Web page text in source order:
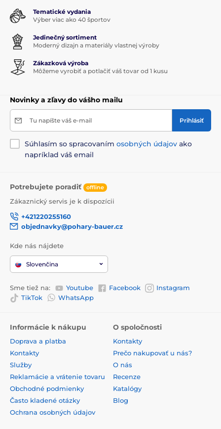
Tematické vydania
Výber viac ako 40 športov
Jedinečný sortiment
Moderný dizajn a materiály vlastnej výroby
Zákazková výroba
Môžeme vyrobiť a potlačiť váš tovar od 1 kusu
Novinky a zľavy do vášho mailu
Tu napíšte váš e-mail Prihlásiť
Súhlasím so spracovaním osobných údajov ako
napríklad váš email
Potrebujete poradiť offline
Zákaznický servis je k dispozícii
+421220255160
objednavky@pohary-bauer.cz
Kde nás nájdete
Slovenčina
Sme tiež na: Youtube Facebook
Instagram
TikTok
WhatsApp
Informácie k nákupu
Doprava a platba
Kontakty
Služby
Reklamácie a vrátenie tovaru
Obchodné podmienky
Často kladené otázky
Ochrana osobných údajov
O spoločnosti
Kontakty
Prečo nakupovať u nás?
O nás
Recenze
Katalógy
Blog